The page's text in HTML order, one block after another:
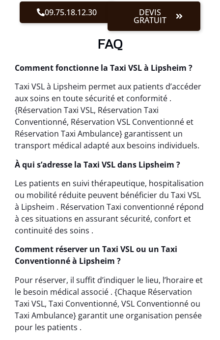
09.75.18.12.30 DEVIS
GRATUIT
FAQ
Comment fonctionne la Taxi VSL à Lipsheim ?
Taxi VSL à Lipsheim permet aux patients d’accéder
aux soins en toute sécurité et conformité .
{Réservation Taxi VSL, Réservation Taxi
Conventionné, Réservation VSL Conventionné et
Réservation Taxi Ambulance} garantissent un
transport médical adapté aux besoins individuels.
À qui s’adresse la Taxi VSL dans Lipsheim ?
Les patients en suivi thérapeutique, hospitalisation
ou mobilité réduite peuvent bénéficier du Taxi VSL
à Lipsheim . Réservation Taxi conventionné répond
à ces situations en assurant sécurité, confort et
continuité des soins .
Comment réserver un Taxi VSL ou un Taxi
Conventionné à Lipsheim ?
Pour réserver, il suffit d’indiquer le lieu, l’horaire et
le besoin médical associé . {Chaque Réservation
Taxi VSL, Taxi Conventionné, VSL Conventionné ou
Taxi Ambulance} garantit une organisation pensée
pour les patients .